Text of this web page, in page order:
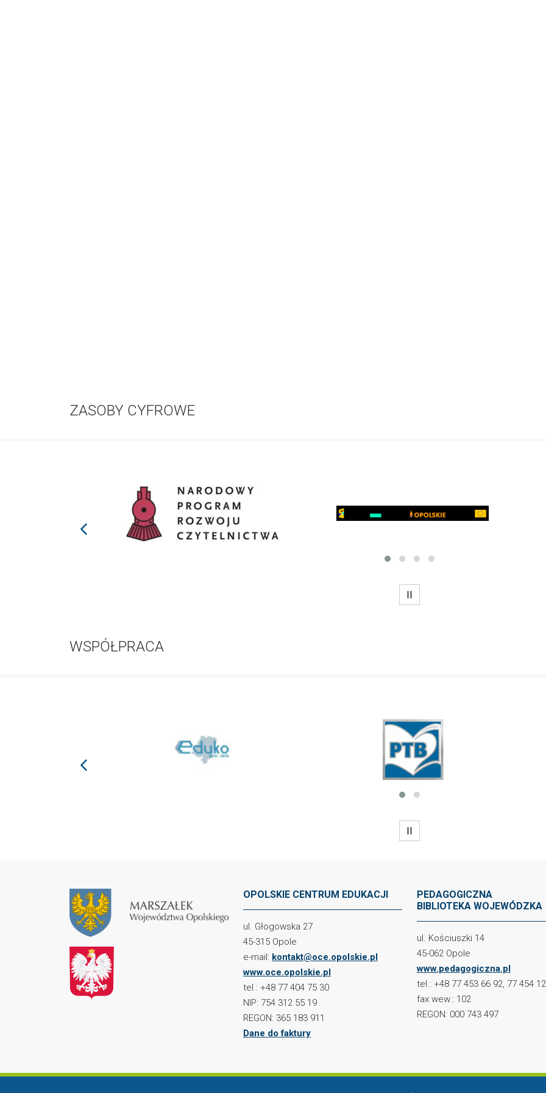
ZASOBY CYFROWE
prev
WSTRZYMAJ
WSPÓŁPRACA
prev
WSTRZYMAJ
OPOLSKIE CENTRUM EDUKACJI
ul. Głogowska 27
45-315 Opole
e-mail: kontakt@oce.opolskie.pl
www.oce.opolskie.pl
tel.: +48 77 404 75 30
NIP: 754 312 55 19
REGON: 365 183 911
Dane do faktury
PEDAGOGICZNA
BIBLIOTEKA WOJEWÓDZKA
ul. Kościuszki 14
45-062 Opole
www.pedagogiczna.pl
tel.: +48 77 453 66 92, 77 454
fax wew.: 102
REGON: 000 743 497